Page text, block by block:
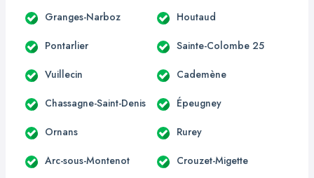
Granges-Narboz Houtaud
Pontarlier Sainte-Colombe 25
Vuillecin Cademène
Chassagne-Saint-Denis Épeugney
Ornans Rurey
Arc-sous-Montenot Crouzet-Migette